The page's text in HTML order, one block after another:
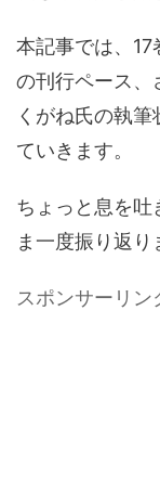
本記事では、
の刊行ペース、
くがね氏の執
ていきます。
ちょっと息を吐
ま一度振り返り
スポンサーリン